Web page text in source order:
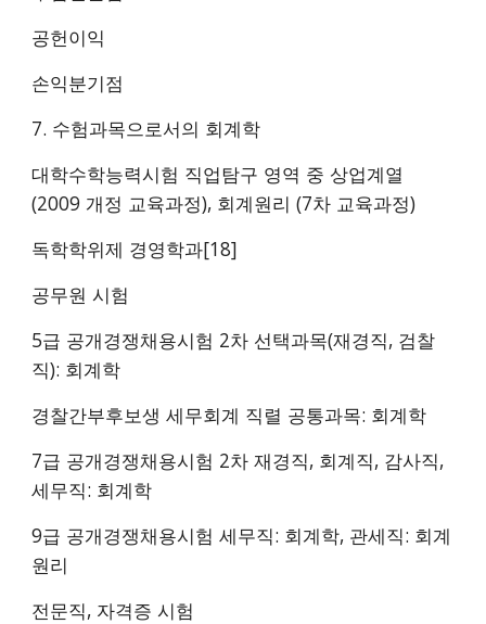
공헌이익
손익분기점
7. 수험과목으로서의 회계학
대학수학능력시험 직업탐구 영역 중 상업계열
(2009 개정 교육과정), 회계원리 (7차 교육과정)
독학학위제 경영학과[18]
공무원 시험
5급 공개경쟁채용시험 2차 선택과목(재경직, 검찰
직): 회계학
경찰간부후보생 세무회계 직렬 공통과목: 회계학
7급 공개경쟁채용시험 2차 재경직, 회계직, 감사직,
세무직: 회계학
9급 공개경쟁채용시험 세무직: 회계학, 관세직: 회계
원리
전문직, 자격증 시험